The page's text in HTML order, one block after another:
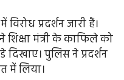
प्रदर्शन जारी हैं।
शिक्षा मंत्री के काफिले को
पुलिस ने प्रदर्शन
में लिया।